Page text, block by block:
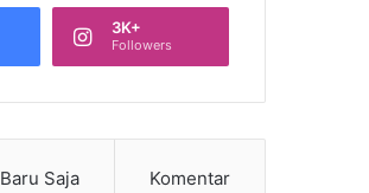
3K+
Followers
Baru Saja Komentar